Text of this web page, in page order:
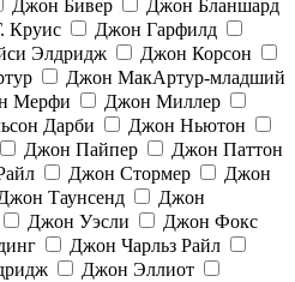
Джон Бивер
Джон Бланшард
Круис
Джон Гарфилд
Элдридж
Джон Корсон
Джон МакАртур-младший
Мерфи
Джон Миллер
Дарби
Джон Ньютон
Джон Пайпер
Джон Паттон
Джон Стормер
Джон
Таунсенд
Джон
Джон Уэсли
Джон Фокс
Джон Чарльз Райл
Джон Эллиот